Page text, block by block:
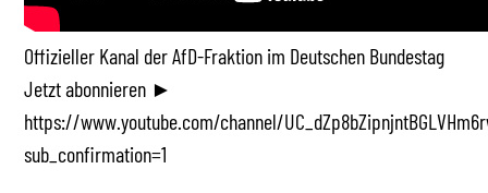
Offizieller Kanal der AfD-Fraktion im Deutschen Bundestag
Jetzt abonnieren ►
https://www.youtube.com/channel/
sub_confirmation=1